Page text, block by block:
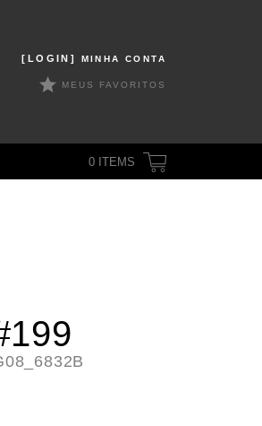
[LOGIN] MINHA CONTA
MEUS FAVORITOS
0 ITEMS